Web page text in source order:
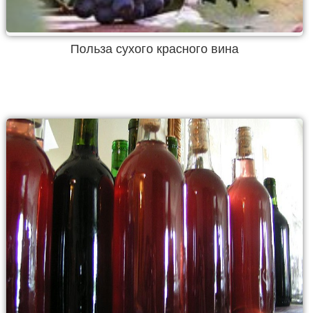
Польза сухого красного вина